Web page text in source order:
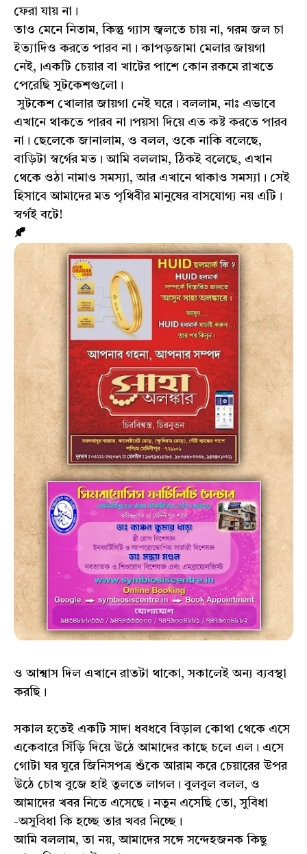
ফেরা যায় না।
তাও মেনে নিতাম, কিন্তু গ্যাস জ্বলতে চায় না, গরম জল চা
ইত্যাদিও করতে পারব না। কাপড়জামা মেলার জায়গা
নেই,।একটি চেয়ার বা খাটের পাশে কোন রকমে রাখতে
পেরেছি সুটকেশগুলো।
সুটকেশ খোলার জায়গা নেই ঘরে। বললাম, নাঃ এভাবে
এখানে থাকতে পারব না।পয়সা দিয়ে এত কষ্ট করতে পারব
না। ছেলেকে জানালাম, ও বলল, ওকে নাকি বলেছে,
বাড়িটা স্বর্গের মত। আমি বললাম, ঠিকই বলেছে, এখান
থেকে ওঠা নামাও সমস্যা, আর এখানে থাকাও সমস্যা। সেই
হিসাবে আমাদের মত পৃথিবীর মানুষের বাসযোগ্য নয় এটি।
স্বর্গই বটে!
🍂
ও আশ্বাস দিল এখানে রাতটা থাকো, সকালেই অন্য ব্যবস্থা
করছি।
সকাল হতেই একটি সাদা ধবধবে বিড়াল কোথা থেকে এসে
একেবারে সিঁড়ি দিয়ে উঠে আমাদের কাছে চলে এল। এসে
গোটা ঘর ঘুরে জিনিসপত্র শুঁকে আরাম করে চেয়ারের উপর
উঠে চোখ বুজে হাই তুলতে লাগল। বুলবুল বলল, ও
আমাদের খবর নিতে এসেছে। নতুন এসেছি তো, সুবিধা
-অসুবিধা কি হচ্ছে তার খবর নিচ্ছে।
আমি বললাম, তা নয়, আমাদের সঙ্গে সন্দেহজনক কিছু